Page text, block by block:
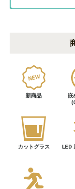
新商品
嵌
カットグラス
LED